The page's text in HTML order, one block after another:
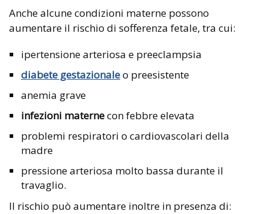
Anche alcune condizioni materne possono
aumentare il rischio di sofferenza fetale, tra cui:
ipertensione arteriosa e preeclampsia
diabete gestazionaleo preesistente
anemia grave
infezioni maternecon febbre elevata
problemi respiratori o cardiovascolari della
madre
pressione arteriosa molto bassa durante il
travaglio.
Il rischio può aumentare inoltre in presenza di: